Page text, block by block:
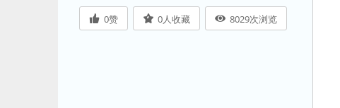
0赞 0人收藏 8029次浏览